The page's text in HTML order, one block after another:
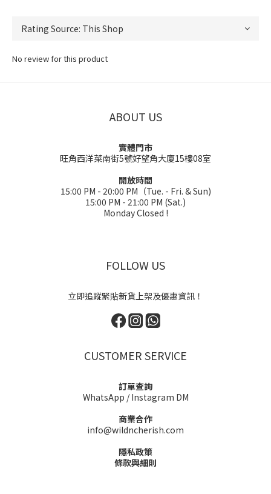
No review for this product
ABOUT US
實體門市
旺角西洋菜南街5號好望角大廈15樓08室
開放時間
15:00 PM - 20:00 PM（Tue. - Fri. & Sun)
15:00 PM - 21:00 PM (Sat.)
Monday Closed !
FOLLOW US
立即追蹤緊貼新貨上架及優惠資訊！
CUSTOMER SERVICE
訂單查詢
WhatsApp /Instagram DM
商業合作
info@wildncherish.com
隱私政策
條款與細則